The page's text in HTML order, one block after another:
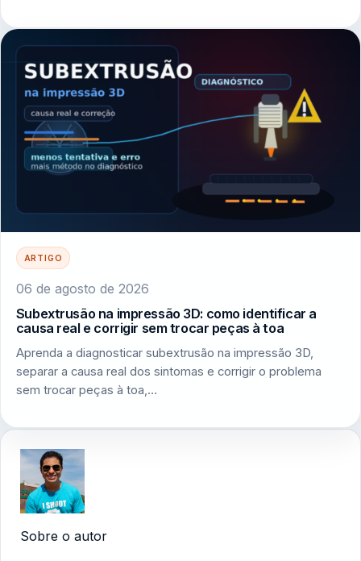
ARTIGO
06 de agosto de 2026
Subextrusão na impressão 3D: como identificar a
causa real e corrigir sem trocar peças à toa
Aprenda a diagnosticar subextrusão na impressão 3D,
separar a causa real dos sintomas e corrigir o problema
sem trocar peças à toa,…
Sobre o autor